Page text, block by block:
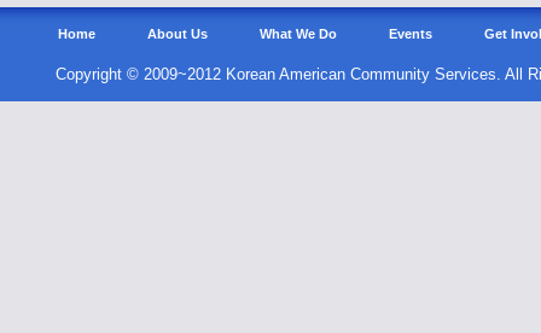
Home About Us What We Do Events Get
Copyright © 2009~2012 Korean American Community Services. All